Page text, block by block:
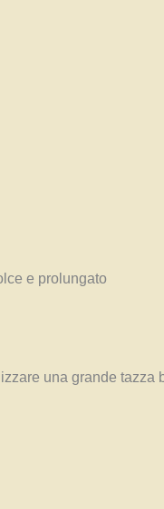
e prolungato
una grande